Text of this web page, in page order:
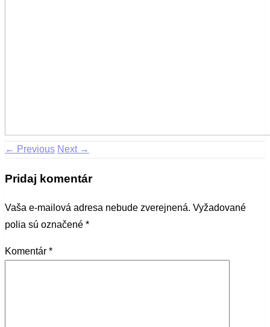
← Previous Next →
Pridaj komentár
Vaša e-mailová adresa nebude zverejnená. Vyžadované
polia sú označené *
Komentár *